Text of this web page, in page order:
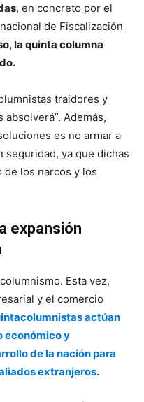
, en concreto por el
de Fiscalización
la quinta columna
traidores y
Además,
es no armar a
seguridad, ya que dichas
de los narcos y los
expansión
Esta vez,
y el comercio
actúan
económico y
de la nación para
extranjeros.